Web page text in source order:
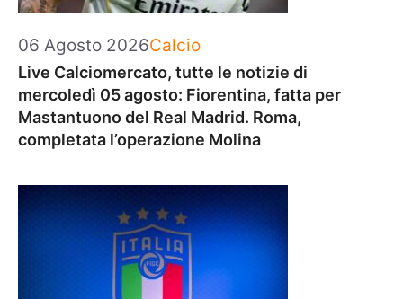
06 Agosto 2026Categorie
Calcio
Live Calciomercato, tutte le notizie di
mercoledì 05 agosto: Fiorentina, fatta per
Mastantuono del Real Madrid. Roma,
completata l’operazione Molina